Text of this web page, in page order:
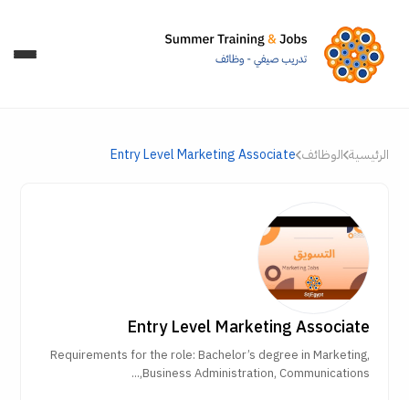
الرئيسية الوظائف Entry Level Marketing Associate
Entry Level Marketing Associate
Requirements for the role: Bachelor’s degree in Marketing,
Business Administration, Communications,...